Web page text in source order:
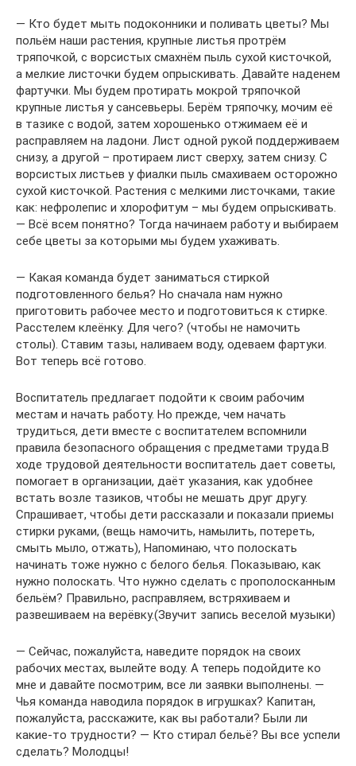
— Кто будет мыть подоконники и поливать цветы? Мы
польём наши растения, крупные листья протрём
тряпочкой, с ворсистых смахнём пыль сухой кисточкой,
а мелкие листочки будем опрыскивать. Давайте наденем
фартучки. Мы будем протирать мокрой тряпочкой
крупные листья у сансевьеры. Берём тряпочку, мочим её
в тазике с водой, затем хорошенько отжимаем её и
расправляем на ладони. Лист одной рукой поддерживаем
снизу, а другой – протираем лист сверху, затем снизу. С
ворсистых листьев у фиалки пыль смахиваем осторожно
сухой кисточкой. Растения с мелкими листочками, такие
как: нефролепис и хлорофитум – мы будем опрыскивать.
— Всё всем понятно? Тогда начинаем работу и выбираем
себе цветы за которыми мы будем ухаживать.
— Какая команда будет заниматься стиркой
подготовленного белья? Но сначала нам нужно
приготовить рабочее место и подготовиться к стирке.
Расстелем клеёнку. Для чего? (чтобы не намочить
столы). Ставим тазы, наливаем воду, одеваем фартуки.
Вот теперь всё готово.
Воспитатель предлагает подойти к своим рабочим
местам и начать работу. Но прежде, чем начать
трудиться, дети вместе с воспитателем вспомнили
правила безопасного обращения с предметами труда.В
ходе трудовой деятельности воспитатель дает советы,
помогает в организации, даёт указания, как удобнее
встать возле тазиков, чтобы не мешать друг другу.
Спрашивает, чтобы дети рассказали и показали приемы
стирки руками, (вещь намочить, намылить, потереть,
смыть мыло, отжать), Напоминаю, что полоскать
начинать тоже нужно с белого белья. Показываю, как
нужно полоскать. Что нужно сделать с прополосканным
бельём? Правильно, расправляем, встряхиваем и
развешиваем на верёвку.(Звучит запись веселой музыки)
— Сейчас, пожалуйста, наведите порядок на своих
рабочих местах, вылейте воду. А теперь подойдите ко
мне и давайте посмотрим, все ли заявки выполнены. —
Чья команда наводила порядок в игрушках? Капитан,
пожалуйста, расскажите, как вы работали? Были ли
какие-то трудности? — Кто стирал бельё? Вы все успели
сделать? Молодцы!